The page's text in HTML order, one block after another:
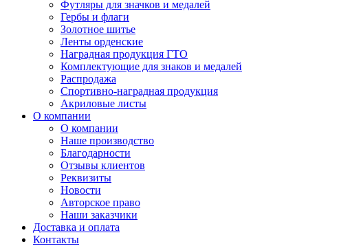
Футляры для значков и медалей
Гербы и флаги
Золотное шитье
Ленты орденские
Наградная продукция ГТО
Комплектующие для знаков и медалей
Распродажа
Спортивно-наградная продукция
Акриловые листы
О компании
О компании
Наше производство
Благодарности
Отзывы клиентов
Реквизиты
Новости
Авторское право
Наши заказчики
Доставка и оплата
Контакты